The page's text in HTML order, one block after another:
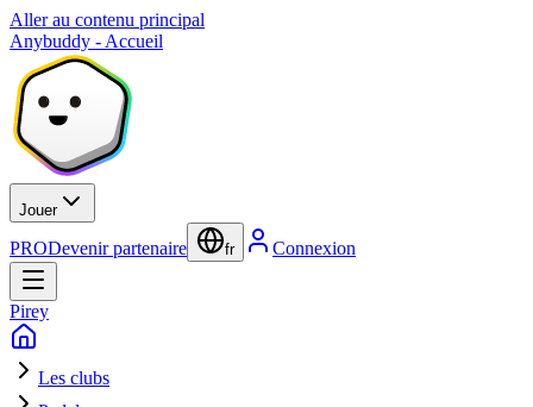
Aller au contenu principal
Anybuddy - Accueil
Jouer
PRODevenir partenaire fr Connexion
Pirey
Les clubs